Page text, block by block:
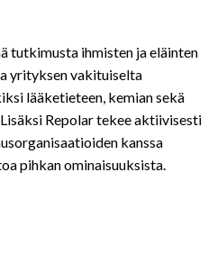
tutkimusta ihmisten ja eläinten
yrityksen vakituiselta
lääketieteen, kemian sekä
Repolar tekee aktiivisesti
kanssa
pihkan ominaisuuksista.